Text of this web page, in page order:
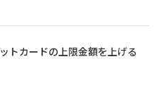
トカードの上限金額を上げる